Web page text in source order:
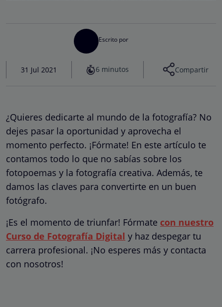
Escrito por
31 Jul 2021 6 minutos Compartir
¿Quieres dedicarte al mundo de la fotografía? No
dejes pasar la oportunidad y aprovecha el
momento perfecto. ¡Fórmate! En este artículo te
contamos todo lo que no sabías sobre los
fotopoemas y la fotografía creativa. Además, te
damos las claves para convertirte en un buen
fotógrafo.
¡Es el momento de triunfar! Fórmate con nuestro
Curso de Fotografía Digital y haz despegar tu
carrera profesional. ¡No esperes más y contacta
con nosotros!